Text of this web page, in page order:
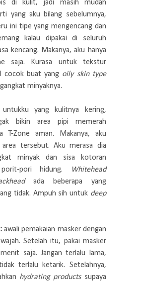
di kulit, jadi masih mudah
yang aku bilang sebelumnya,
ini tipe yang mengencang dan
kalau dipakai di seluruh
kencang. Makanya, aku hanya
saja. Kurasa untuk tekstur
cocok buat yang oily skin type
minyaknya.
yang kulitnya kering,
bikin area pipi memerah
T-Zone aman. Makanya, aku
area tersebut. Aku merasa dia
minyak dan sisa kotoran
pori hidung.
Whitehead
ada beberapa yang
tidak. Ampuh sih untuk deep
awali pemakaian masker dengan
Setelah itu, pakai masker
saja. Jangan terlalu lama,
terlalu ketarik. Setelahnya,
hydrating productssupaya